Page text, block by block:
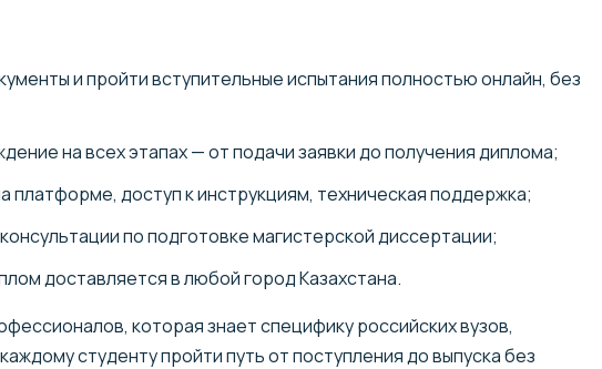
и пройти вступительные испытания полностью онлайн, без
на всех этапах — от подачи заявки до получения диплома;
платформе, доступ к инструкциям, техническая поддержка;
по подготовке магистерской диссертации;
доставляется в любой город Казахстана.
которая знает специфику российских вузов,
студенту пройти путь от поступления до выпуска без
административного устройства.